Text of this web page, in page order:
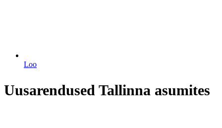
Loo
Uusarendused Tallinna asumites